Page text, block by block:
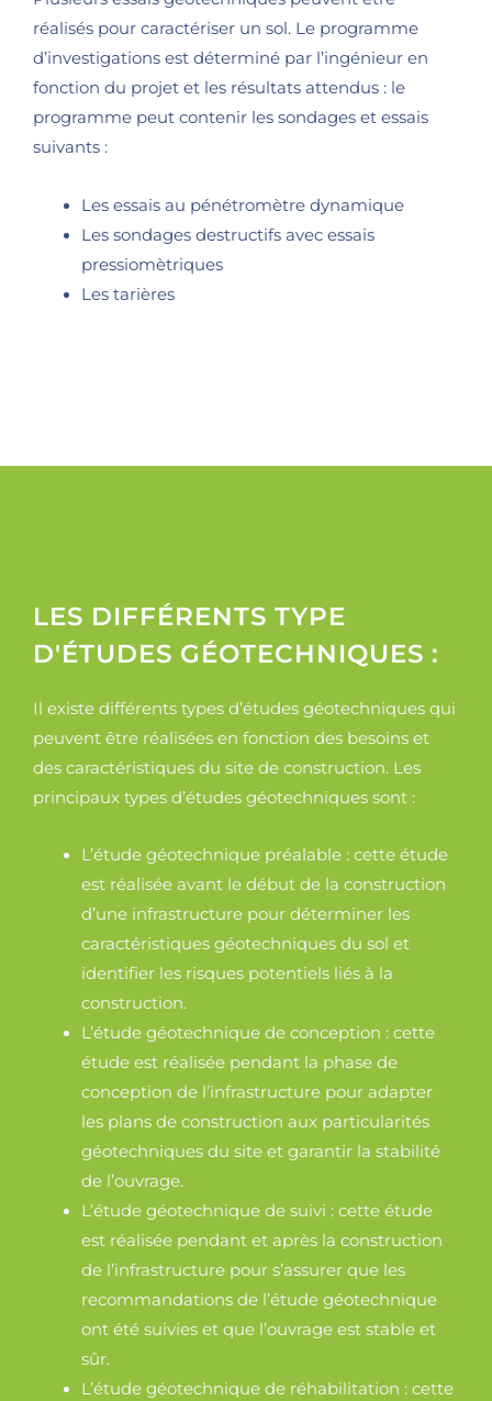
réalisés pour caractériser un sol. Le programme
d’investigations est déterminé par l’ingénieur en
fonction du projet et les résultats attendus : le
programme peut contenir les sondages et essais
suivants :
Les essais au pénétromètre dynamique
Les sondages destructifs avec essais
pressiomètriques
Les tarières
LES DIFFÉRENTS TYPE
D'ÉTUDES GÉOTECHNIQUES :
Il existe différents types d’études géotechniques qui
peuvent être réalisées en fonction des besoins et
des caractéristiques du site de construction. Les
principaux types d’études géotechniques sont :
L’étude géotechnique préalable : cette étude
est réalisée avant le début de la construction
d’une infrastructure pour déterminer les
caractéristiques géotechniques du sol et
identifier les risques potentiels liés à la
construction.
L’étude géotechnique de conception : cette
étude est réalisée pendant la phase de
conception de l’infrastructure pour adapter
les plans de construction aux particularités
géotechniques du site et garantir la stabilité
de l’ouvrage.
L’étude géotechnique de suivi : cette étude
est réalisée pendant et après la construction
de l’infrastructure pour s’assurer que les
recommandations de l’étude géotechnique
ont été suivies et que l’ouvrage est stable et
sûr.
L’étude géotechnique de réhabilitation : cette